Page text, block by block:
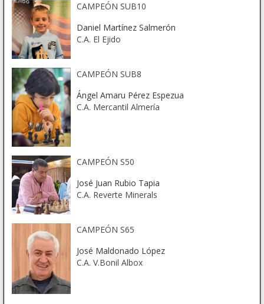
CAMPEÓN SUB10
Daniel Martínez Salmerón
C.A. El Ejido
CAMPEÓN SUB8
Ángel Amaru Pérez Espezua
C.A. Mercantil Almería
CAMPEÓN S50
José Juan Rubio Tapia
C.A. Reverte Minerals
CAMPEÓN S65
José Maldonado López
C.A. V.Bonil Albox